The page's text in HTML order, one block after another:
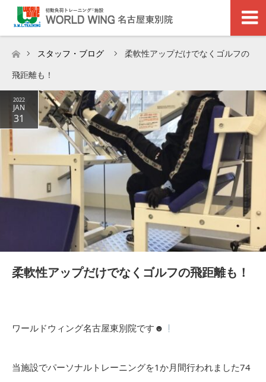
ホーム
スタッフ・ブログ
柔軟性アップだけでなくゴルフの
飛距離も！
2022
JAN
31
柔軟性アップだけでなくゴルフの飛距離も！
ワールドウィング名古屋東別院です☻
当施設でパーソナルトレーニングを1か月間行われました74